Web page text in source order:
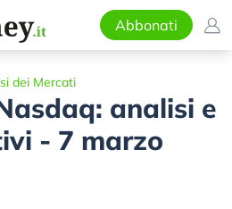
Abbonati
dei Mercati
analisi e
- 7 marzo